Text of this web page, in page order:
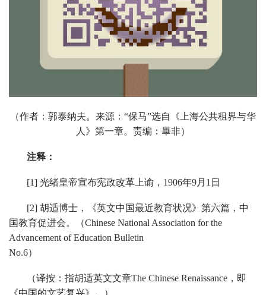
（作者：郭泰纳夫。来源：“保马”选自《上海公共租界与华
人》第一章。责编：畢非）
注释：
[1] 光绪皇帝宣布宪政改革上谕，1906年9月1日
[2] 胡适博士，《英文中国最近教育状况》第六篇，中
国教育促进会。（Chinese National Association for the
Advancement of Education Bulletin
No.6）
（译按：指胡适英文文章The Chinese Renaissance，即
《中国的文艺复兴》。）